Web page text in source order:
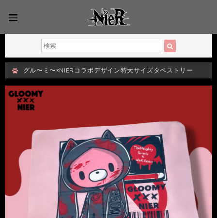
グル〜ミ〜×NIERコラボデザイン特大サイズタペストリー